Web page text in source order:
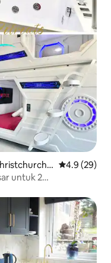
a Penarafan
4.9 (29)
untuk 2